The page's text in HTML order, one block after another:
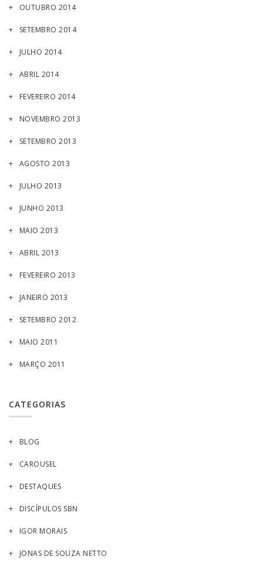
OUTUBRO 2014
SETEMBRO 2014
JULHO 2014
ABRIL 2014
FEVEREIRO 2014
NOVEMBRO 2013
SETEMBRO 2013
AGOSTO 2013
JULHO 2013
JUNHO 2013
MAIO 2013
ABRIL 2013
FEVEREIRO 2013
JANEIRO 2013
SETEMBRO 2012
MAIO 2011
MARÇO 2011
CATEGORIAS
BLOG
CAROUSEL
DESTAQUES
DISCÍPULOS SBN
IGOR MORAIS
JONAS DE SOUZA NETTO